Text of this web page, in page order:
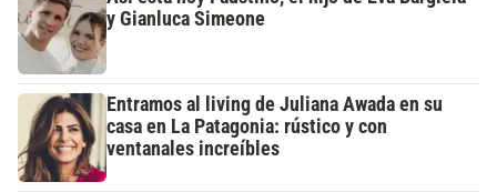
y Gianluca Simeone
Entramos al living de Juliana Awada en su
casa en La Patagonia: rústico y con
ventanales increíbles